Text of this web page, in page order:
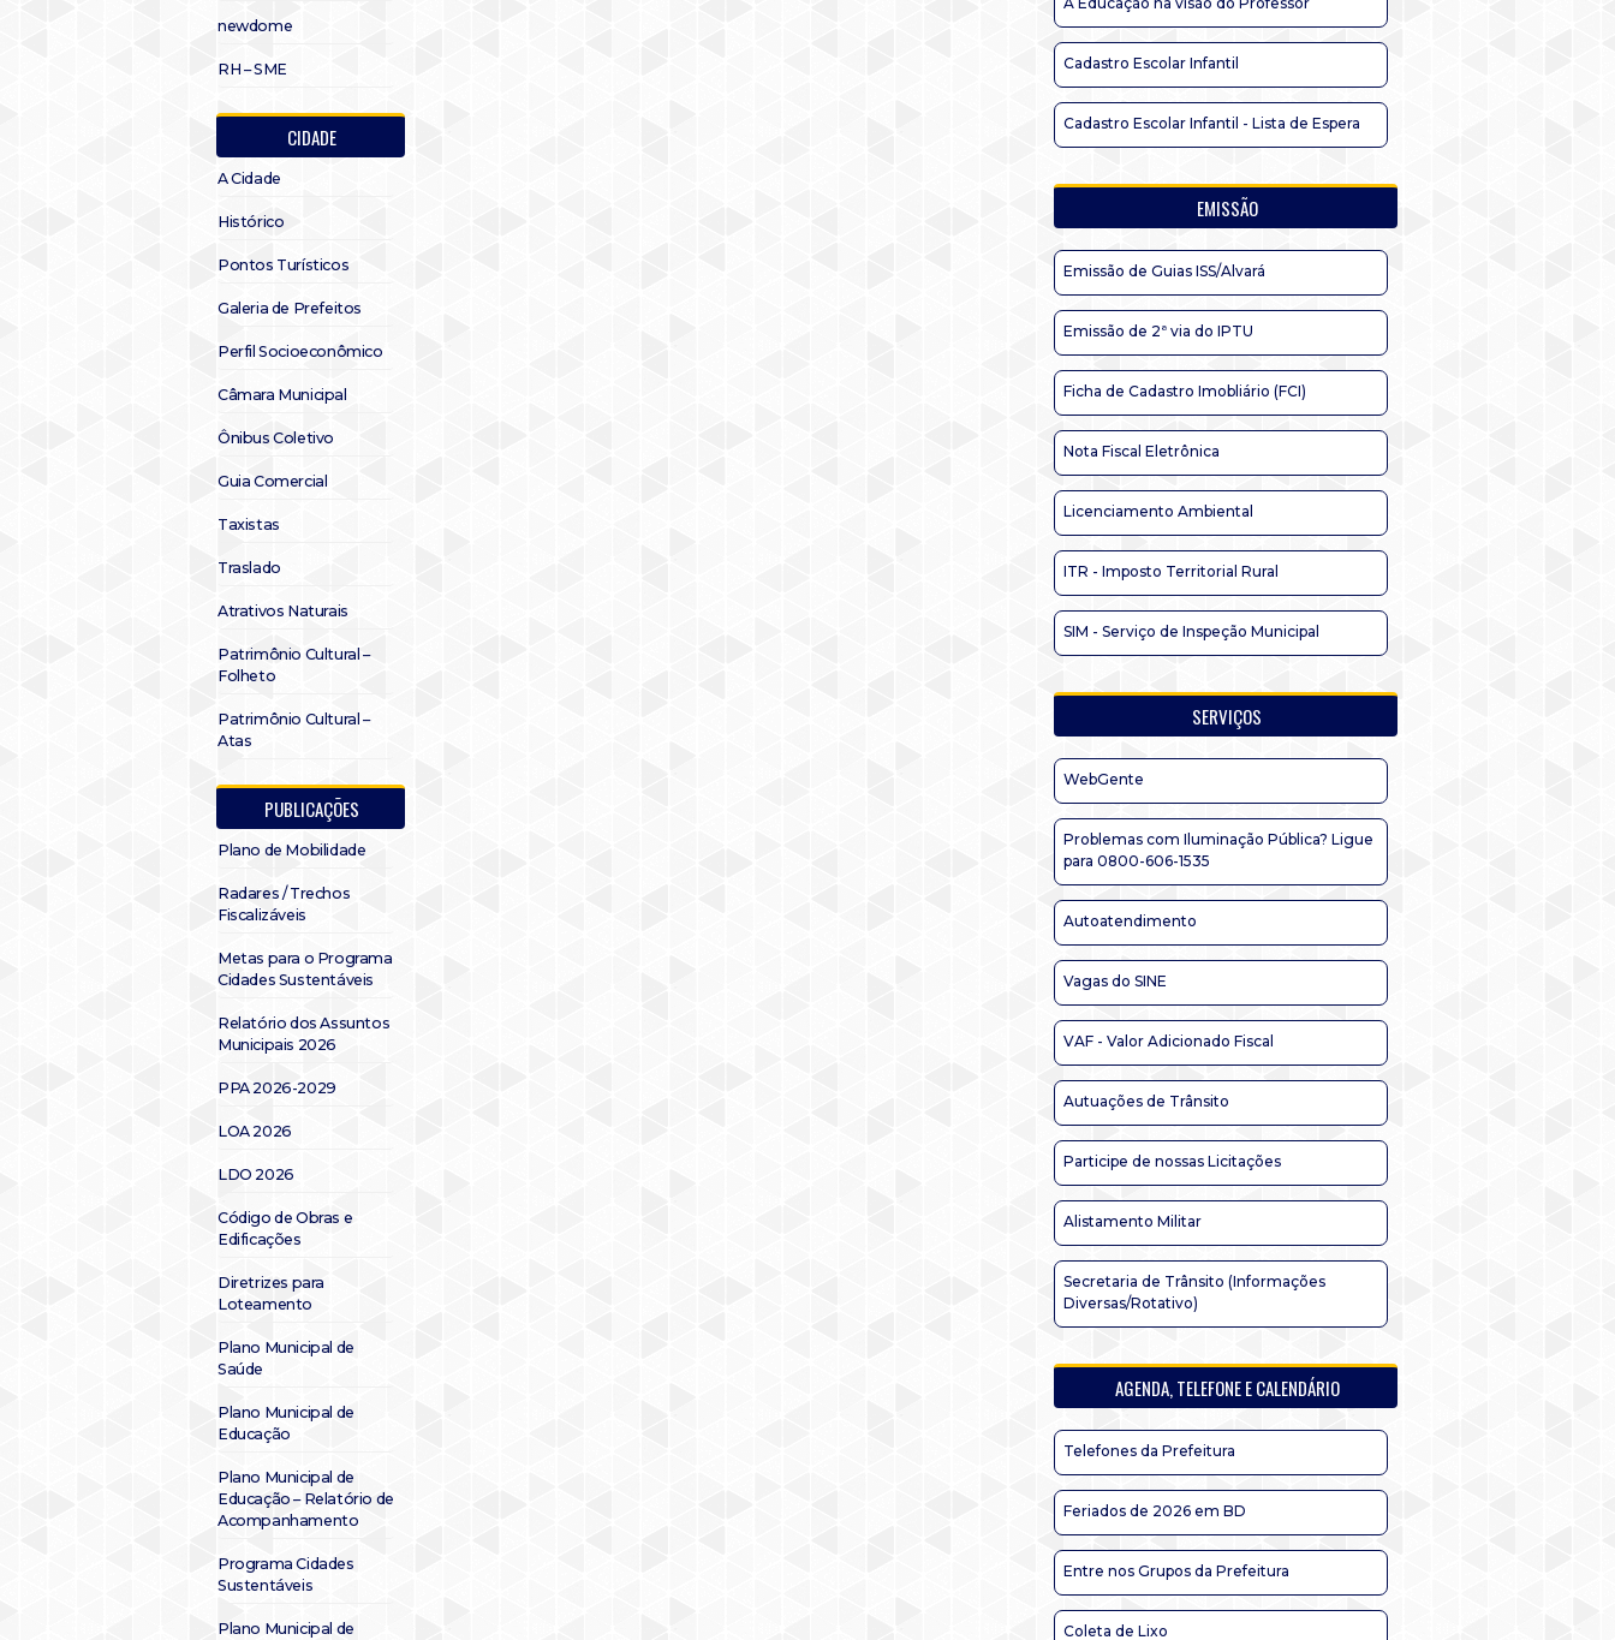
newdome
RH – SME
CIDADE
A Cidade
Histórico
Pontos Turísticos
Galeria de Prefeitos
Perfil Socioeconômico
Câmara Municipal
Ônibus Coletivo
Guia Comercial
Taxistas
Traslado
Atrativos Naturais
Patrimônio Cultural –
Folheto
Patrimônio Cultural –
Atas
PUBLICAÇÕES
Plano de Mobilidade
Radares / Trechos
Fiscalizáveis
Metas para o Programa
Cidades Sustentáveis
Relatório dos Assuntos
Municipais 2026
PPA 2026-2029
LOA 2026
LDO 2026
Código de Obras e
Edificações
Diretrizes para
Loteamento
Plano Municipal de
Saúde
Plano Municipal de
Educação
Plano Municipal de
Educação – Relatório de
Acompanhamento
Programa Cidades
Sustentáveis
Plano Municipal de
Cadastro Escolar Infantil
Cadastro Escolar Infantil - Lista de Espera
EMISSÃO
Emissão de Guias ISS/Alvará
Emissão de 2ª via do IPTU
Ficha de Cadastro Imobliário (FCI)
Nota Fiscal Eletrônica
Licenciamento Ambiental
ITR - Imposto Territorial Rural
SIM - Serviço de Inspeção Municipal
SERVIÇOS
WebGente
Problemas com Iluminação Pública? Ligue
para 0800-606-1535
Autoatendimento
Vagas do SINE
VAF - Valor Adicionado Fiscal
Autuações de Trânsito
Participe de nossas Licitações
Alistamento Militar
Secretaria de Trânsito (Informações
Diversas/Rotativo)
AGENDA, TELEFONE E CALENDÁRIO
Telefones da Prefeitura
Feriados de 2026 em BD
Entre nos Grupos da Prefeitura
Coleta de Lixo